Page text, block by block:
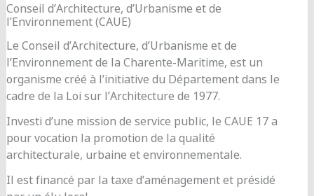
Conseil d’Architecture, d’Urbanisme et de
l’Environnement (CAUE)
Le Conseil d’Architecture, d’Urbanisme et de
l’Environnement de la Charente-Maritime, est un
organisme créé à l’initiative du Département dans le
cadre de la Loi sur l’Architecture de 1977.
Investi d’une mission de service public, le CAUE 17 a
pour vocation la promotion de la qualité
architecturale, urbaine et environnementale.
Il est financé par la taxe d’aménagement et présidé